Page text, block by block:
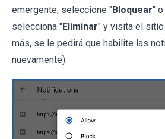
emergente, seleccione "Bloquear" o
selecciona "Eliminar" y visita el
más, se le pedirá que habilite las
nuevamente).